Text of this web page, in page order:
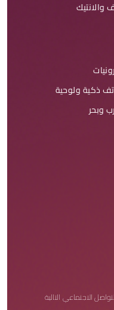
والانتيك
ذكية ولوحية
وبحر
الاجتماعي التالية